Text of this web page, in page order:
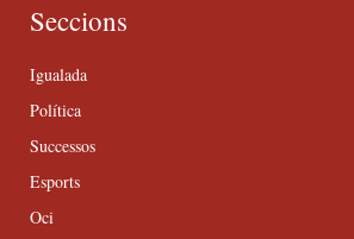
Seccions
Igualada
Política
Successos
Esports
Oci